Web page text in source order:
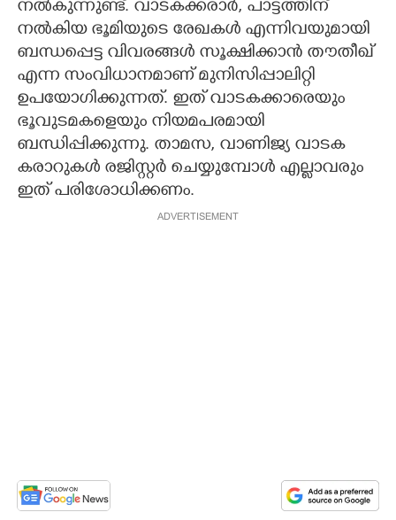
നൽകുന്നുണ്ട്. വാടകക്കരാർ, പാട്ടത്തിന്
നൽകിയ ഭൂമിയുടെ രേഖകൾ എന്നിവയുമായി
ബന്ധപ്പെട്ട വിവരങ്ങൾ സൂക്ഷിക്കാൻ തൗതീഖ്
എന്ന സംവിധാനമാണ് മുനിസിപ്പാലിറ്റി
ഉപയോഗിക്കുന്നത്. ഇത് വാടകക്കാരെയും
ഭൂവുടമകളെയും നിയമപരമായി
ബന്ധിപ്പിക്കുന്നു. താമസ, വാണിജ്യ വാടക
കരാറുകൾ രജിസ്റ്റർ ചെയ്യുമ്പോൾ എല്ലാവരും
ഇത് പരിശോധിക്കണം.
ADVERTISEMENT